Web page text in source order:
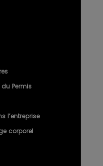
Permis
l’entreprise
corporel